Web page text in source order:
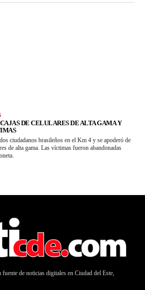
DE CELULARES DE ALTA GAMA Y
ciudadanos brasileños en el Km 4 y se apoderó de
de alta gama. Las víctimas fueron abandonadas
de noticias digitales en Ciudad del Este,